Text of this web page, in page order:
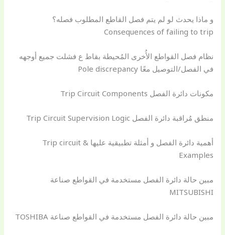
و ماذا يحدث لو لم يتم فصل القاطع المطلوب فصله؟
Consequences of failing to trip
نظام فصل القواطع الأُخرى المُحيطة بقاط ع فشلت جميع أوجهه
في الفصل/التوصيل معًا Pole discrepancy
مكونات دائرة الفصل Trip Circuit Components
منطق مُراقبة دائرة الفصل Trip Circuit Supervision Logic
أهمية دائرة الفصل و أمثلة تطبيقية عليها Trip circuit &
Examples
مبين حالة دائرة الفصل مستخدمة في القواطع صناعة
MITSUBISHI
مبين حالة دائرة الفصل مستخدمة في القواطع صناعة TOSHIBA